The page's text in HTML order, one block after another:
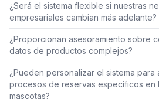
¿Será el sistema flexible si nuestras
empresariales cambian más adelante?
¿Proporcionan asesoramiento sobre
datos de productos complejos?
¿Pueden personalizar el sistema para
procesos de reservas específicos en
mascotas?